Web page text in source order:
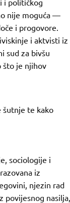
nije moguća —
i progovore.
i aktvisti iz
sud za bivšu
što je njihov
šutnje te kako
sociologije i
iz
njezin rad
nasilja,